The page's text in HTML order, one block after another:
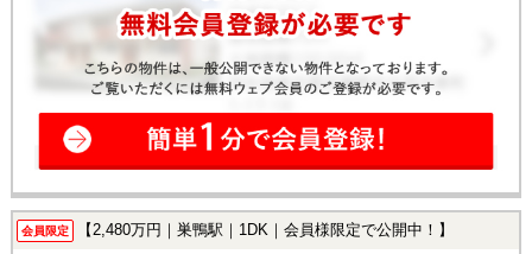
会員限定 【2,480万円｜巣鴨駅｜1DK｜会員様限定で公開中！】